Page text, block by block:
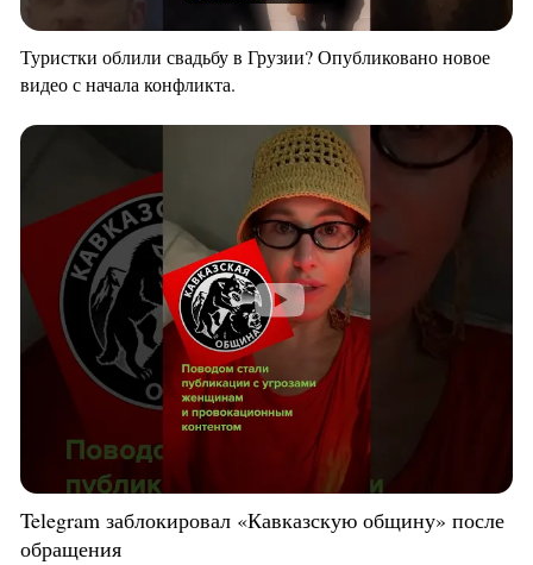
Туристки облили свадьбу в Грузии? Опубликовано новое
видео с начала конфликта.
Telegram заблокировал «Кавказскую общину» после
обращения